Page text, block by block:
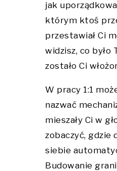
jak
którym ktoś
przestawiał Ci
widzisz, co było
zostało Ci
W pracy 1:1
nazwać
mieszały Ci w
zobaczyć, gdzie
siebie
Budowanie